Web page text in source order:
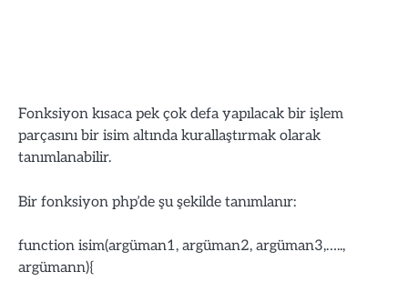
Fonksiyon kısaca pek çok defa yapılacak bir işlem
parçasını bir isim altında kurallaştırmak olarak
tanımlanabilir.
Bir fonksiyon php’de şu şekilde tanımlanır:
function isim(argüman1, argüman2, argüman3,…..,
argümann){